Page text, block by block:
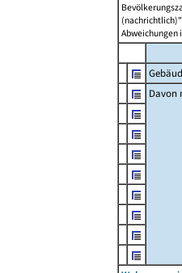
Abweichungen
Davon